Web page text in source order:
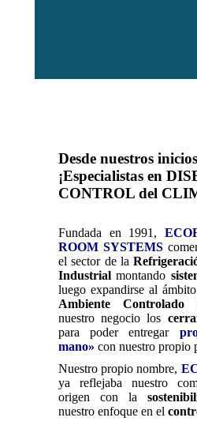
Desde nuestros
¡Especialistas en
CONTROL del
Fundada en 1991,
ROOM SYSTEMS
el sector de la
Industrialmontando
luego expandirse al
Ambiente Controlado
nuestro negocio los
para poder entregar
mano» con nuestro propio
Nuestro propio nombre,
ya reflejaba nuestro
origen con la
nuestro enfoque en el